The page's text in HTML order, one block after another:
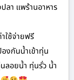
ลา แพร้านอาหาร
ใช้จ่ายฟรี
งกันน้ำเข้าทุ่น
ลอยน้ำ ทุ่นรั่ว น้ำ